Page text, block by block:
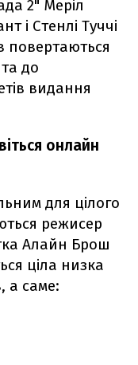
2" Меріл
і Стенлі Туччі
повертаються
до
видання
онлайн
для цілого
режисер
Алайн Брош
ціла низка
а саме: